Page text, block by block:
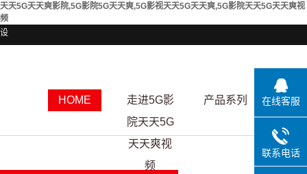
天天5G天天爽影院,5G影院5G天天爽,5G影视天天5G天天爽,5G影院天天5G天天爽视
频
HOME
走进5G影
院天天5G
天天爽视
频
产品系列 资质
在线客服
联系电话